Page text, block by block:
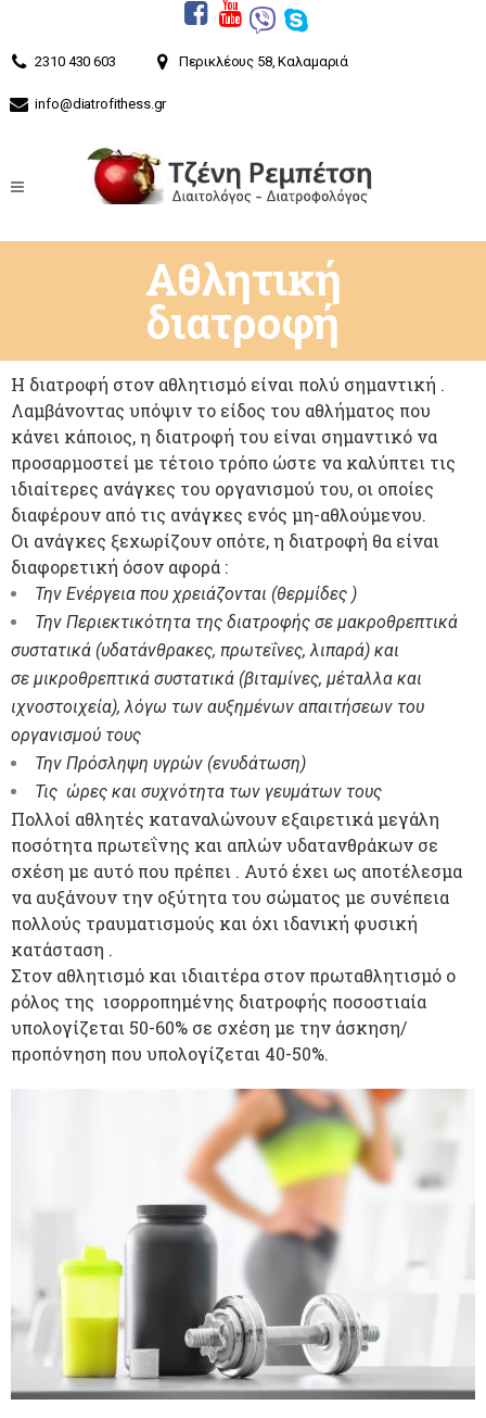
2310 430 603 Περικλέους 58, Καλαμαριά
info@diatrofithess.gr
Αθλητική
διατροφή
Η διατροφή στον αθλητισμό είναι πολύ σημαντική .
Λαμβάνοντας υπόψιν το είδος του αθλήματος που
κάνει κάποιος, η διατροφή του είναι σημαντικό να
προσαρμοστεί με τέτοιο τρόπο ώστε να καλύπτει τις
ιδιαίτερες ανάγκες του οργανισμού του, οι οποίες
διαφέρουν από τις ανάγκες ενός μη-αθλούμενου.
Οι ανάγκες ξεχωρίζουν οπότε, η διατροφή θα είναι
διαφορετική όσον αφορά :
Την Ενέργεια που χρειάζονται (θερμίδες )
Την Περιεκτικότητα της διατροφής σε μακροθρεπτικά
συστατικά (υδατάνθρακες, πρωτεΐνες, λιπαρά) και
σε μικροθρεπτικά συστατικά (βιταμίνες, μέταλλα και
ιχνοστοιχεία), λόγω των αυξημένων απαιτήσεων του
οργανισμού τους
Την Πρόσληψη υγρών (ενυδάτωση)
Τις ώρες και συχνότητα των γευμάτων τους
Πολλοί αθλητές καταναλώνουν εξαιρετικά μεγάλη
ποσότητα πρωτεΐνης και απλών υδατανθράκων σε
σχέση με αυτό που πρέπει . Αυτό έχει ως αποτέλεσμα
να αυξάνουν την οξύτητα του σώματος με συνέπεια
πολλούς τραυματισμούς και όχι ιδανική φυσική
κατάσταση .
Στον αθλητισμό και ιδιαιτέρα στον πρωταθλητισμό ο
ρόλος της ισορροπημένης διατροφής ποσοστιαία
υπολογίζεται 50-60% σε σχέση με την άσκηση/
προπόνηση που υπολογίζεται 40-50%.